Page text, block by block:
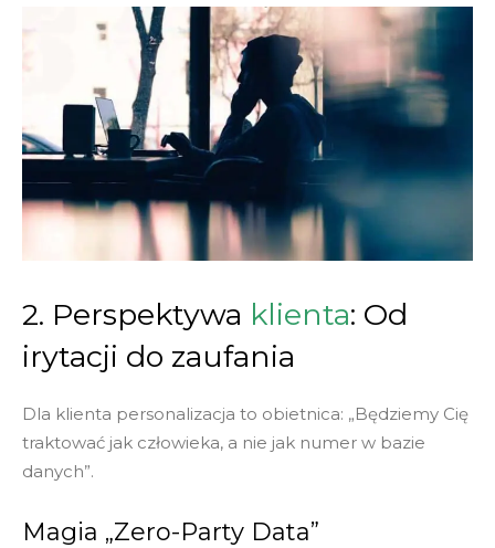
2. Perspektywa klienta: Od
irytacji do zaufania
Dla klienta personalizacja to obietnica: „Będziemy Cię
traktować jak człowieka, a nie jak numer w bazie
danych”.
Magia „Zero-Party Data”